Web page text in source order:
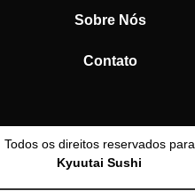
Sobre Nós
Contato
Todos os direitos reservados para
Kyuutai Sushi